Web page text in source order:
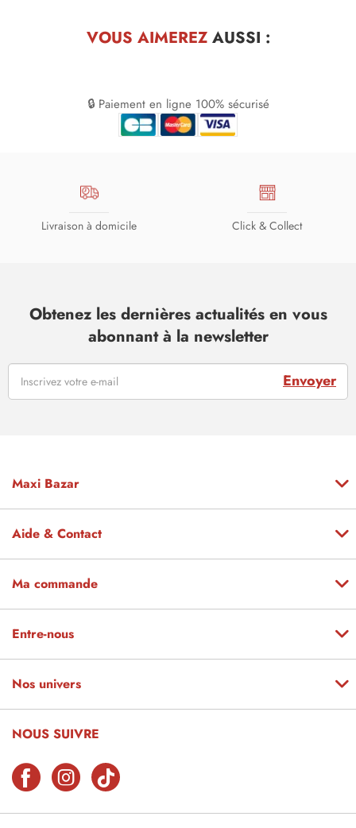
VOUS AIMEREZAUSSI :
🔒 Paiement en ligne 100% sécurisé
Livraison à domicile Click & Collect
Obtenez les dernières actualités en vous
abonnant à la newsletter
Envoyer
Maxi Bazar
Aide & Contact
Ma commande
Entre-nous
Nos univers
NOUS SUIVRE